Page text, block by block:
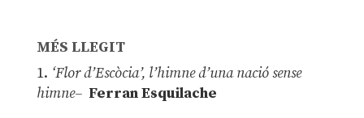
MÉS LLEGIT
1. ‘Flor d’Escòcia’, l’himne d’una nació sense
himne– Ferran Esquilache